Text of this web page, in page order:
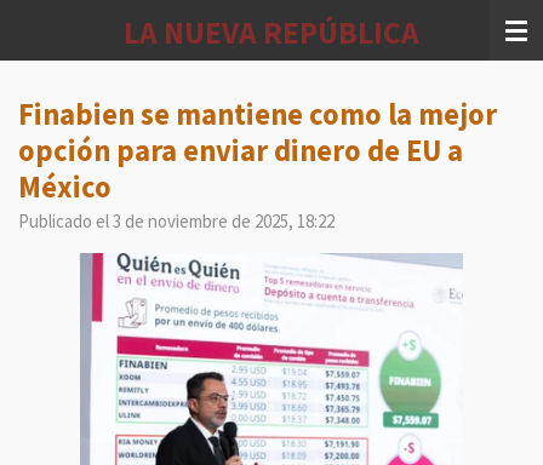
principal
LA NUEVA REPÚBLICA
Finabien se mantiene como la mejor
opción para enviar dinero de EU a
México
Publicado el 3 de noviembre de 2025, 18:22